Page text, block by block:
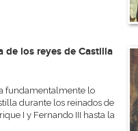
de los reyes de Castilla
fundamentalmente lo
durante los reinados de
I y Fernando III hasta la